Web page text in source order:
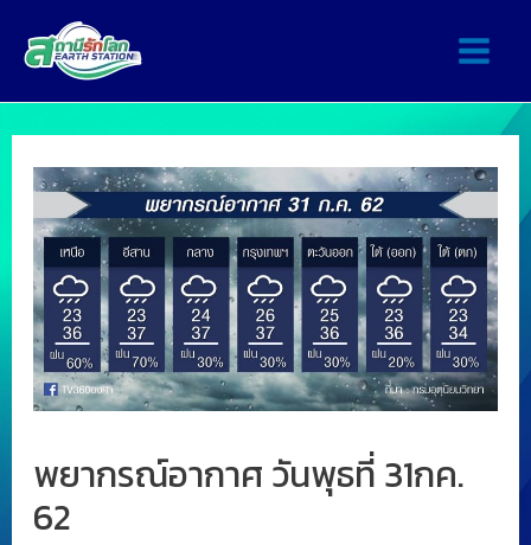
พยากรณ์อากาศ วันพุธที่ 31กค.
62